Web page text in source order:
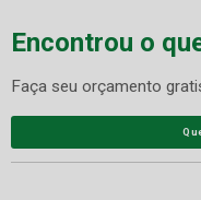
Encontrou o
Faça seu orçamento